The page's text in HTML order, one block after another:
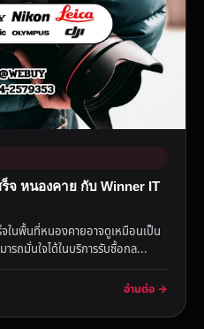
จ หนองคาย กับ Winner IT
ในพื้นที่หนองคายอาจดูเหมือนเป็น
รถมั่นใจได้ในบริการรับซื้อกล...
อ่านต่อ →